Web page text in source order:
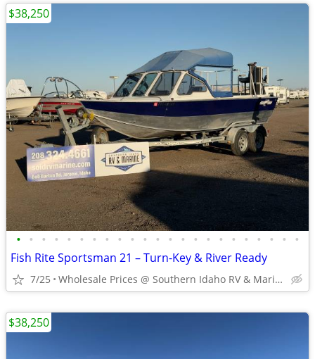
• • • • • • • • • • • • • • • • • • • • • • •
Fish Rite Sportsman 21 – Turn-Key & River Ready
7/25 Wholesale Prices @ Southern Idaho RV & Marine
$38,250
$38,250